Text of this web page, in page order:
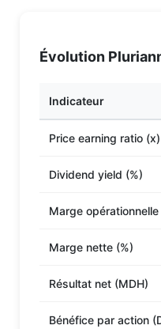
Évolution
Indicateur
Price earning ratio (x)
Dividend yield (%)
Marge opérationnelle
Marge nette (%)
Résultat net (MDH)
Bénéfice par action